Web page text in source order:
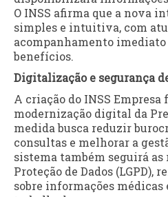
O INSS afirma que a nova
simples e intuitiva, com
acompanhamento imediato
benefícios.
Digitalização e segurança
A criação do INSS Empresa
modernização digital da
medida busca reduzir
consultas e melhorar a
sistema também seguirá as
Proteção de Dados (LGPD),
sobre informações